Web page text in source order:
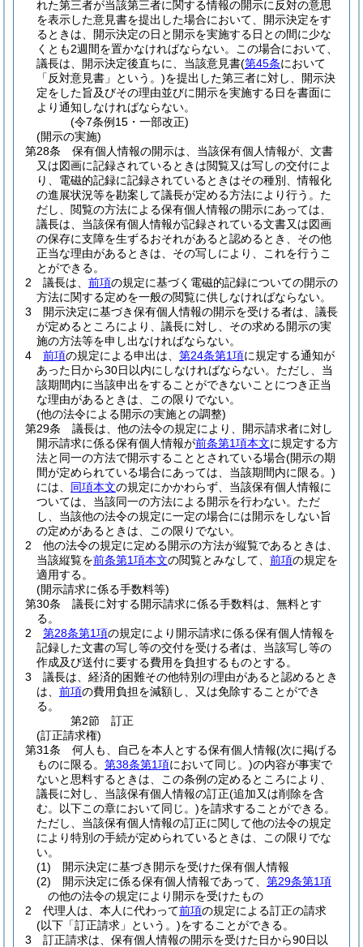
れた第三者が当該第三者に関する情報の開示に反対の意思
を表示した意見書を提出した場合において、開示決定をす
るときは、開示決定の日と開示を実施する日との間に少な
くとも2週間を置かなければならない。
この場合において、
議長は、開示決定後直ちに、当該意見書(第45条において
「反対意見書」という。)を提出した第三者に対し、開示決
定をした旨及びその理由並びに開示を実施する日を書面に
より通知しなければならない。
(令7条例15・一部改正)
(開示の実施)
第28条
保有個人情報の開示は、当該保有個人情報が、文書
又は図画に記録されているときは閲覧又は写しの交付によ
り、電磁的記録に記録されているときはその種別、情報化
の進展状況等を勘案して議長が定める方法により行う。 た
だし、閲覧の方法による保有個人情報の開示にあっては、
議長は、当該保有個人情報が記録されている文書又は図画
の保存に支障を生ずるおそれがあると認めるとき、その他
正当な理由があるときは、その写しにより、これを行うこ
とができる。
2
議長は、 前項の規定に基づく電磁的記録についての開示の
方法に関する定めを一般の閲覧に供しなければならない。
3
開示決定に基づき保有個人情報の開示を受ける者は、議長
が定めるところにより、議長に対し、その求める開示の実
施の方法等を申し出なければならない。
4
前項の規定による申出は、 第24条第1項に規定する通知が
あった日から30日以内にしなければならない。 ただし、当
該期間内に当該申出をすることができないことにつき正当
な理由があるときは、この限りでない。
(他の法令による開示の実施との調整)
第29条
議長は、他の法令の規定により、開示請求者に対し
開示請求に係る保有個人情報が前条第1項本文に規定する方
法と同一の方法で開示することとされている場合(開示の期
間が定められている場合にあっては、当該期間内に限る。)
には、 同項本文の規定にかかわらず、当該保有個人情報に
ついては、当該同一の方法による開示を行わない。 ただ
し、当該他の法令の規定に一定の場合には開示をしない旨
の定めがあるときは、この限りでない。
2
他の法令の規定に定める開示の方法が縦覧であるときは、
当該縦覧を前条第1項本文の閲覧とみなして、 前項の規定を
適用する。
(開示請求に係る手数料等)
第30条
議長に対する開示請求に係る手数料は、無料とす
る。
2
第28条第1項の規定により開示請求に係る保有個人情報を
記録した文書の写し等の交付を受ける者は、当該写し等の
作成及び送付に要する費用を負担するものとする。
3
議長は、経済的困難その他特別の理由があると認めるとき
は、 前項の費用負担を減額し、又は免除することができ
る。
第2節
訂正
(訂正請求権)
第31条
何人も、自己を本人とする保有個人情報(次に掲げる
ものに限る。 第38条第1項において同じ。)の内容が事実で
ないと思料するときは、この条例の定めるところにより、
議長に対し、当該保有個人情報の訂正(追加又は削除を含
む。以下この章において同じ。)を請求することができる。
ただし、当該保有個人情報の訂正に関して他の法令の規定
により特別の手続が定められているときは、この限りでな
い。
(1)
開示決定に基づき開示を受けた保有個人情報
(2)
開示決定に係る保有個人情報であって、 第29条第1項
の他の法令の規定により開示を受けたもの
2
代理人は、本人に代わって前項の規定による訂正の請求
(以下「訂正請求」という。)をすることができる。
3
訂正請求は、保有個人情報の開示を受けた日から90日以